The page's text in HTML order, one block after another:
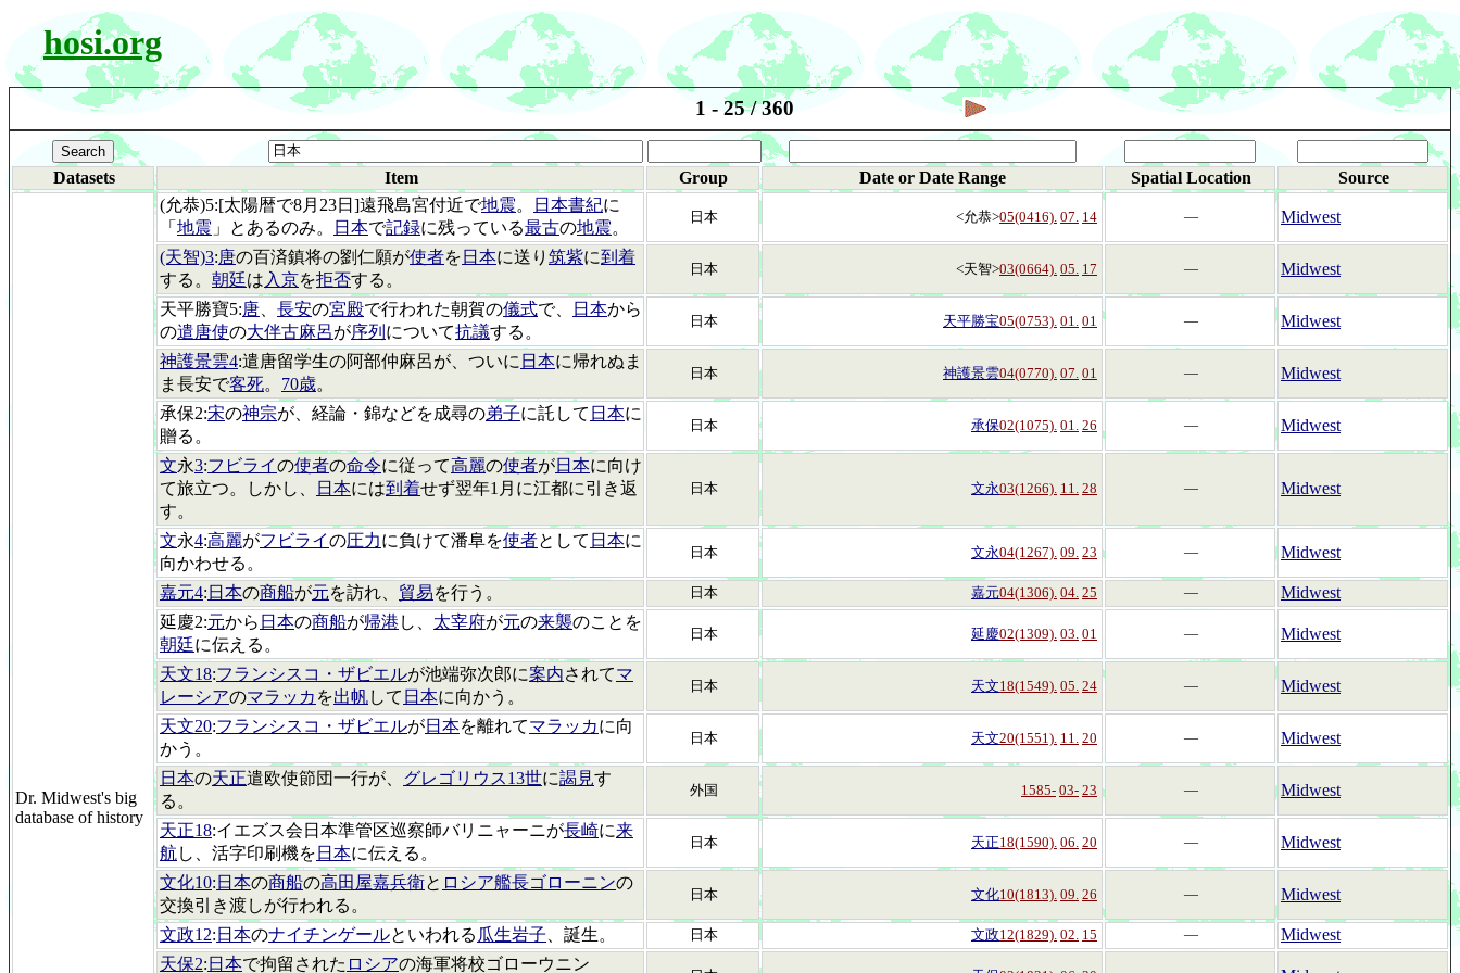
hosi.org
1 - 25 / 360
Datasets Item Group Date or Date Range Spatial Location Source
Dr. Midwest's big
database of history
(允恭)5:[太陽暦で8月23日]遠飛島宮付近で地震。 日本書紀に
「 地震 」とあるのみ。 日本で記録に残っている最古の地震。
日本 <允恭>05(0416). 07. 14 ― Midwest
(天智)3:唐の百済鎮将の劉仁願が使者を 日本に送り 筑紫に到着
する。 朝廷は 入京を拒否する。
日本 <天智>03(0664). 05. 17 ― Midwest
天平勝寶5:唐 長安の宮殿で行われた朝賀の儀式で、 日本から
の遣唐使の大伴古麻呂が序列 について抗議する。
日本 天平勝宝05(0753). 01. 01 ― Midwest
神護景雲4:遣唐留学生の阿部仲麻呂が、ついに 日本に帰れぬま
ま長安で客死。 70歳。
日本 神護景雲04(0770). 07. 01 ― Midwest
承保2:宋の神宗が、経論・錦などを成尋の弟子に託して 日本に
贈る。
日本 承保02(1075). 01. 26 ― Midwest
文永3:フビライの使者の命令に従って高麗の使者が日本に向け
て旅立つ。しかし、
日本には到着せず翌年1月に江都に引き返
す。
日本 文永03(1266). 11. 28 ― Midwest
文永4:高麗がフビライの圧力に負けて潘阜を使者として 日本に
向かわせる。
日本 文永04(1267). 09. 23 ― Midwest
嘉元4: 日本の商船が元を訪れ、 貿易を行う。 日本 嘉元04(1306). 04. 25 ―
Midwest
延慶2:元から 日本の商船が帰港 し、 太宰府が元の来襲のことを
朝廷に伝える。
日本 延慶02(1309). 03. 01 ― Midwest
天文18:フランシスコ・ザビエルが池端弥次郎に案内されてマ
レーシアのマラッカ を出帆して 日本に向かう。
日本 天文18(1549). 05. 24 ― Midwest
天文20:フランシスコ・ザビエルが日本を離れてマラッカに向
かう。
日本 天文20(1551). 11. 20 ― Midwest
日本の天正遣欧使節団一行が、 グレゴリウス13世に謁見す
る。
外国 1585- 03- 23 ― Midwest
天正18:イエズス会日本準管区巡察師バリニャーニが長崎に来
航 し、活字印刷機を 日本に伝える。
日本 天正18(1590). 06. 20 ― Midwest
文化10: 日本の商船の高田屋嘉兵衛と ロシア艦長ゴローニンの
交換引き渡しが行われる。
日本 文化10(1813). 09. 26 ― Midwest
文政12: 日本のナイチンゲールといわれる 瓜生岩子 、誕生。 日本 文政12(1829). 02. 15 ―
Midwest
天保2: 日本で拘留された ロシアの海軍将校ゴローウニン